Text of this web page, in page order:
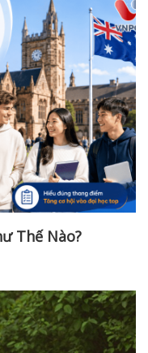
Thế Nào?